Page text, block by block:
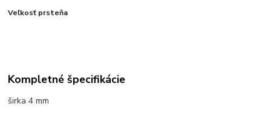
Veľkosť prsteňa
Kompletné špecifikácie
širka 4 mm